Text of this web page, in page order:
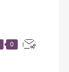
0